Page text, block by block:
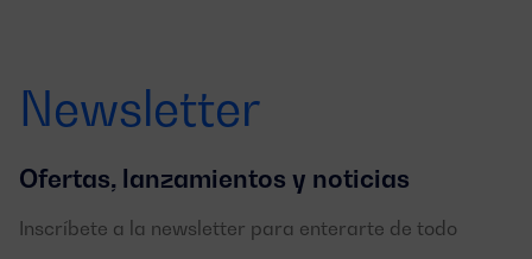
Newsletter
Ofertas, lanzamientos y noticias
Inscríbete a la newsletter para enterarte de todo